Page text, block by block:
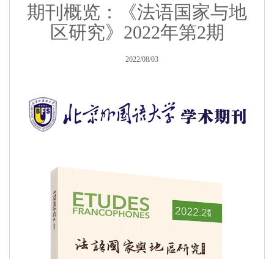
期刊概览：《法语国家与地
区研究》2022年第2期
2022/08/03